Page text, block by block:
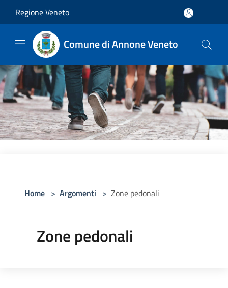
Regione Veneto
Comune di Annone Veneto
Home > Argomenti > Zone pedonali
Zone pedonali